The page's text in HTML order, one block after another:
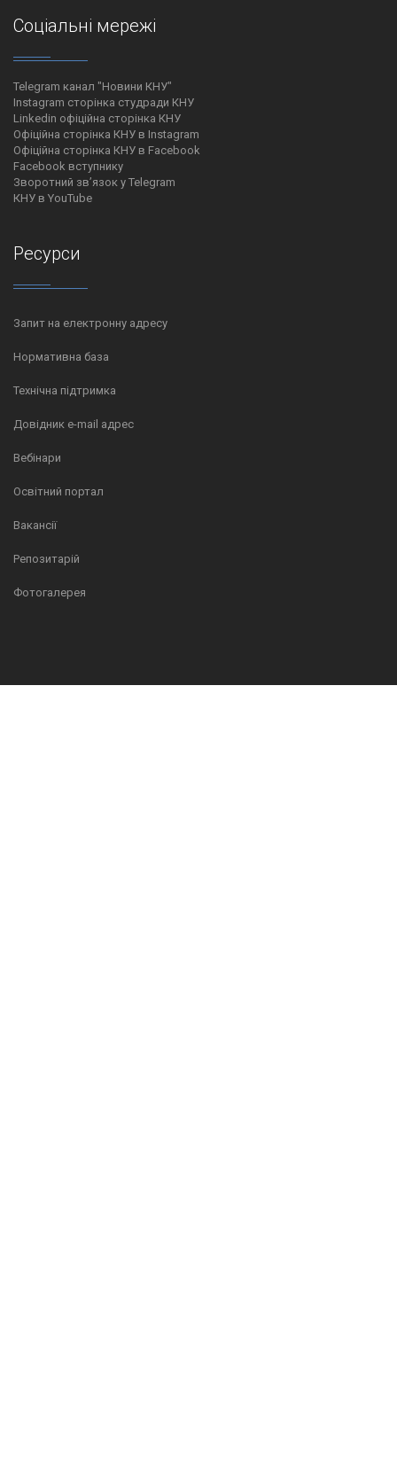
Соціальні мережі
Telegram канал "Новини КНУ"
Instagram сторінка студради КНУ
Linkedin офіційна сторінка КНУ
Офіційна сторінка КНУ в Instagram
Офіційна сторінка КНУ в Facebook
Facebook вступнику
Зворотний зв’язок у Telegram
КНУ в YouTube
Ресурси
Запит на електронну адресу
Нормативна база
Технічна підтримка
Довідник e-mail адрес
Вебінари
Освітний портал
Вакансії
Репозитарій
Фотогалерея